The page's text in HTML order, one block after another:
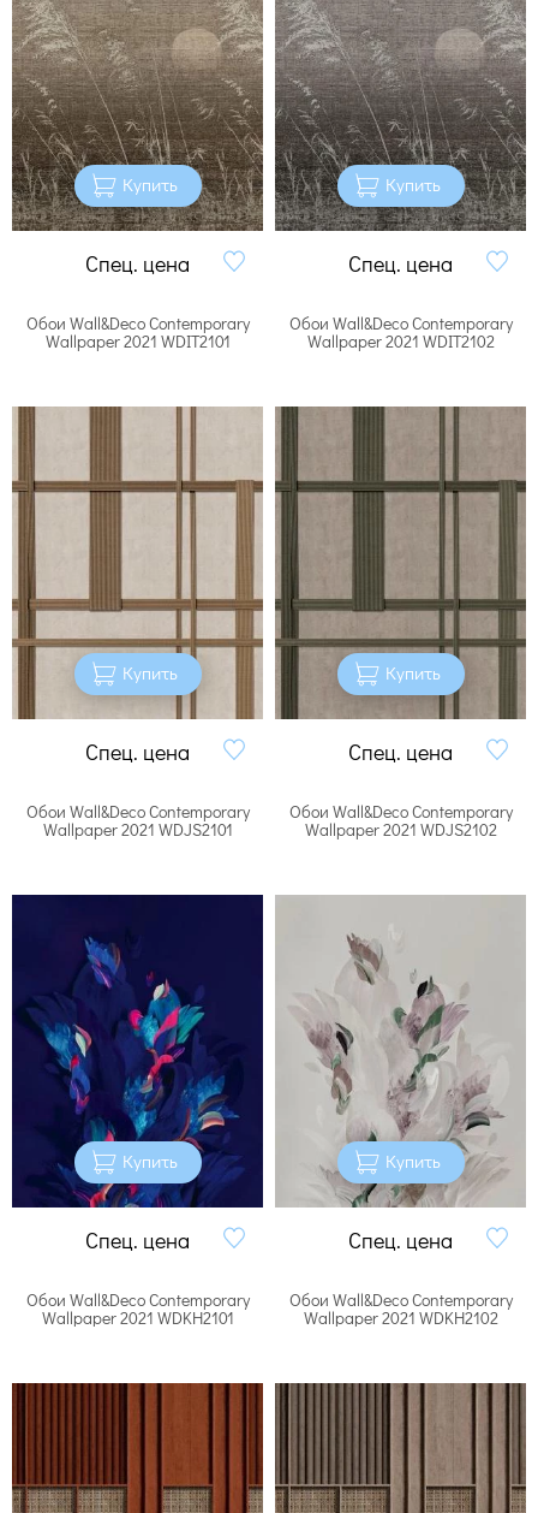
Купить
Спец. цена
Купить
Спец. цена
Обои Wall&Deco Contemporary
Wallpaper 2021 WDIT2101
Купить
Спец. цена
Обои Wall&Deco Contemporary
Wallpaper 2021 WDIT2102
Купить
Спец. цена
Обои Wall&Deco Contemporary
Wallpaper 2021 WDJS2101
Купить
Спец. цена
Обои Wall&Deco Contemporary
Wallpaper 2021 WDJS2102
Купить
Спец. цена
Обои Wall&Deco Contemporary
Wallpaper 2021 WDKH2101
Обои Wall&Deco Contemporary
Wallpaper 2021 WDKH2102